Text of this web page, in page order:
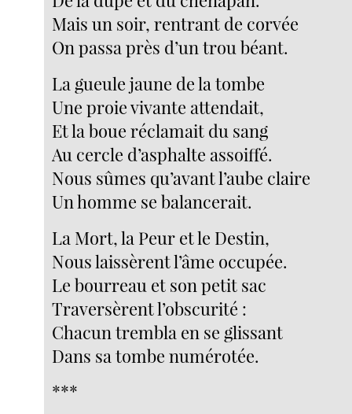
Mais un soir, rentrant de corvée
On passa près d’un trou béant.
La gueule jaune de la tombe
Une proie vivante attendait,
Et la boue réclamait du sang
Au cercle d’asphalte assoiffé.
Nous sûmes qu’avant l’aube claire
Un homme se balancerait.
La Mort, la Peur et le Destin,
Nous laissèrent l’âme occupée.
Le bourreau et son petit sac
Traversèrent l’obscurité :
Chacun trembla en se glissant
Dans sa tombe numérotée.
***